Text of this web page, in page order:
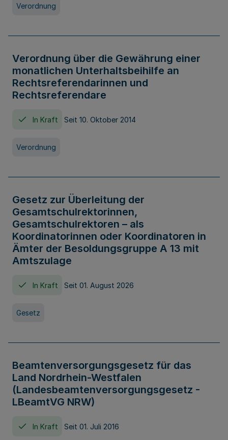
Verordnung
Verordnung über die Gewährung einer
monatlichen Unterhaltsbeihilfe an
Rechtsreferendarinnen und
Rechtsreferendare
In Kraft Seit 10. Oktober 2014
Verordnung
Gesetz zur Überleitung der
Gesamtschulrektorinnen,
Gesamtschulrektoren – als
Koordinatorinnen oder Koordinatoren in
Ämter der Besoldungsgruppe A 13 mit
Amtszulage
In Kraft Seit 01. August 2026
Gesetz
Beamtenversorgungsgesetz für das
Land Nordrhein-Westfalen
(Landesbeamtenversorgungsgesetz -
LBeamtVG NRW)
In Kraft Seit 01. Juli 2016